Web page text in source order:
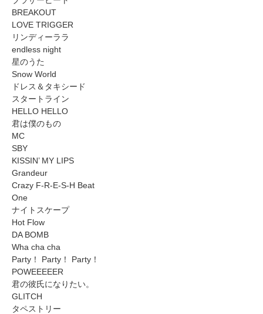
BREAKOUT
LOVE TRIGGER
リンディーララ
endless night
星のうた
Snow World
ドレス＆タキシード
スタートライン
HELLO HELLO
君は僕のもの
MC
SBY
KISSIN’ MY LIPS
Grandeur
Crazy F-R-E-S-H Beat
One
ナイトスケープ
Hot Flow
DA BOMB
Wha cha cha
Party！ Party！ Party！
POWEEEEER
君の彼氏になりたい。
GLITCH
タペストリー